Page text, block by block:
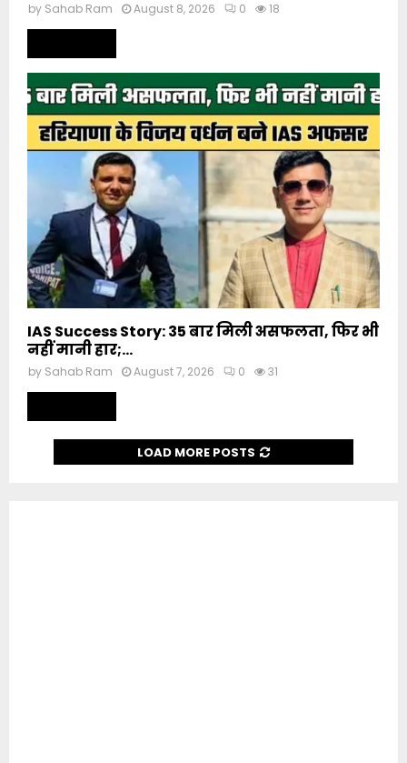
by Sahab Ram August 8, 2026 0 18
IAS Success Story: 35 बार मिली असफलता, फिर भी
नहीं मानी हार;...
by Sahab Ram August 7, 2026 0 31
LOAD MORE POSTS